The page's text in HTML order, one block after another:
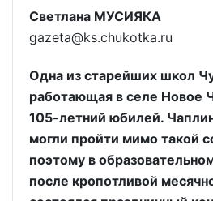
Светлана МУСИЯКА
gazeta@ks.chukotka.ru
Одна из старейших школ
работающая в селе Новое
105-летний юбилей.
могли пройти мимо такой
поэтому в
после кропотливой